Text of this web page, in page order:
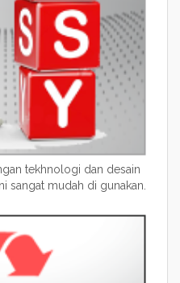
tekhnologi dan desain
sangat mudah di gunakan.